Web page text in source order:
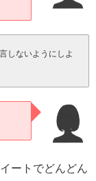
しないようにしよ
ートでどんどん